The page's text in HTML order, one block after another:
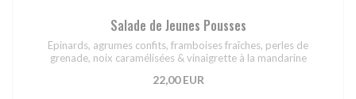
Salade de Jeunes Pousses
Epinards, agrumes confits, framboises fraîches, perles de
grenade, noix caramélisées & vinaigrette à la mandarine
22,00 EUR